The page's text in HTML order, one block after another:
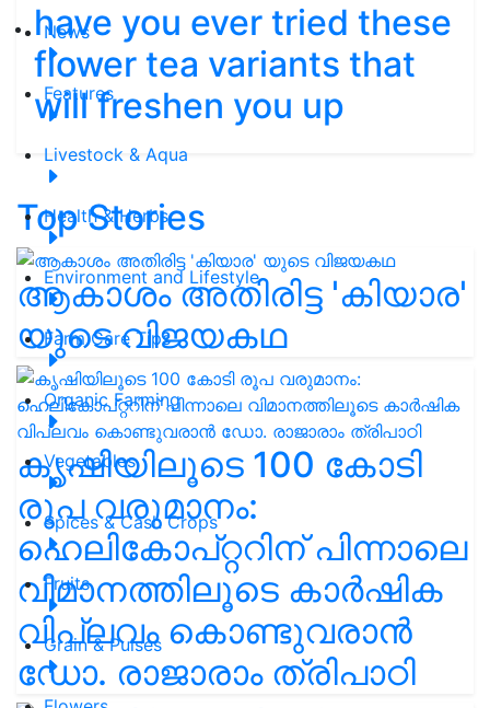
News
Features
Livestock & Aqua
Health & Herbs
Environment and Lifestyle
Farm Care Tips
Organic Farming
Vegetables
Spices & Cash Crops
Fruits
Grain & Pulses
have you ever tried these
flower tea variants that
will freshen you up
Top Stories
ആകാശം അതിരിട്ട 'കിയാര'
യുടെ വിജയകഥ
കൃഷിയിലൂടെ 100 കോടി
രൂപ വരുമാനം:
ഹെലികോപ്റ്ററിന് പിന്നാലെ
വിമാനത്തിലൂടെ കാർഷിക
വിപ്ലവം കൊണ്ടുവരാൻ
ഡോ. രാജാരാം ത്രിപാഠി